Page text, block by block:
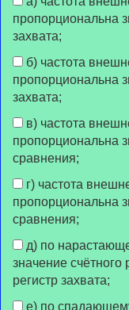
пропорциональна
захвата;
пропорциональна
захвата;
пропорциональна
сравнения;
пропорциональна
сравнения;
значение счётного
регистр захвата;